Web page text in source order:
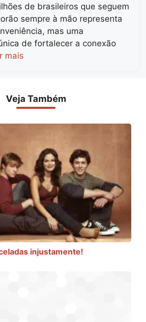
de brasileiros que seguem
sempre à mão representa
mas uma
de fortalecer a conexão
mais
Veja Também
injustamente!